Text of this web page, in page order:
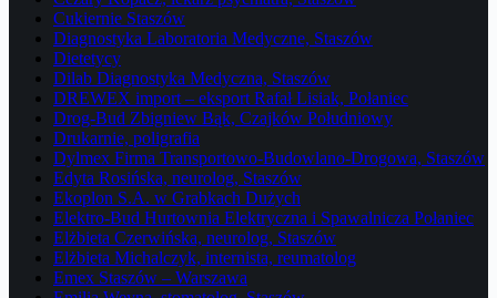
Cukiernie Staszów
Diagnostyka Laboratoria Medyczne, Staszów
Dietetycy
Dilab Diagnostyka Medyczna, Staszów
DREWEX import – eksport Rafał Lisiak, Połaniec
Drog-Bud Zbigniew Bąk, Czajków Południowy
Drukarnie, poligrafia
Dylmex Firma Transportowo-Budowlano-Drogowa, Staszów
Edyta Rosińska, neurolog, Staszów
Ekoplon S.A. w Grabkach Dużych
Elektro-Bud Hurtownia Elektryczna i Spawalnicza Połaniec
Elżbieta Czerwińska, neurolog, Staszów
Elżbieta Michalczyk, internista, reumatolog
Emex Staszów – Warszawa